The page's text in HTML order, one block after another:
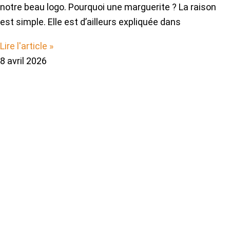
notre beau logo. Pourquoi une marguerite ? La raison
est simple. Elle est d’ailleurs expliquée dans
Lire l'article »
8 avril 2026